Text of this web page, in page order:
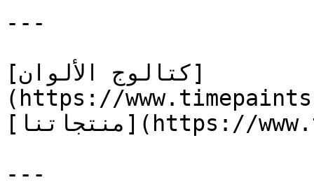
---
[كتالوج الألوان]
(https://
[منتجاتنا](https://www.timepaints.com/ar/products)
---